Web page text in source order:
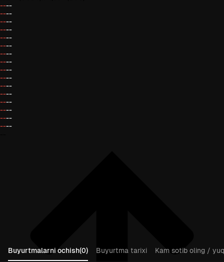
----
----
----
----
----
----
----
----
----
----
----
----
----
----
----
----
Buyurtmalarni ochish(0) Buyurtma tarixi
Kam sotib oling /